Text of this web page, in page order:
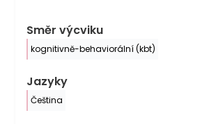
Směr výcviku
kognitivně-behaviorální (kbt)
Jazyky
Čeština